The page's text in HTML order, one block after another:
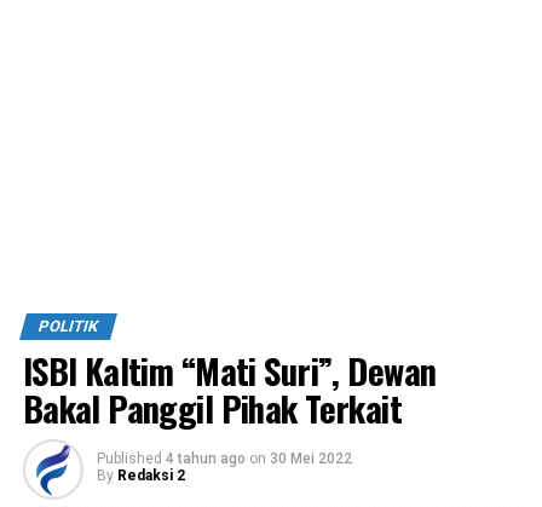
POLITIK
ISBI Kaltim “Mati Suri”, Dewan
Bakal Panggil Pihak Terkait
Published 4 tahun ago on 30 Mei 2022
By Redaksi 2